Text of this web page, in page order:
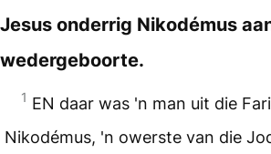
Jesus onderrig Nikodémus
wedergeboorte.
1 EN daar was 'n man uit die
Nikodémus, 'n owerste van die